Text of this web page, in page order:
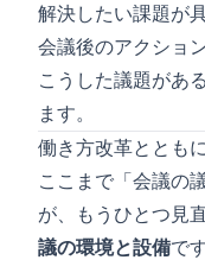
解決したい課題が
会議後のアクショ
こうした議題があ
ます。
働き方改革ととも
ここまで「会議の
が、もうひとつ見
議の環境と設備で